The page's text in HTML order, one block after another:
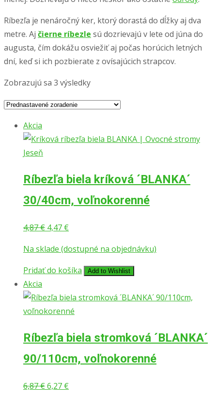
Ríbezľa je nenáročný ker, ktorý dorastá do dĺžky aj dva
metre. Aj čierne ríbezle sú dozrievajú v lete od júna do
augusta, čím dokážu osviežiť aj počas horúcich letných
dní, keď si ich pozbierate z ovísajúcich strapcov.
Zobrazujú sa 3 výsledky
Akcia
Ríbezľa biela kríková ´BLANKA´
30/40cm, voľnokorenné
4,87€ Pôvodná
bola:
4,87 €.
4,47 €
je:
4,47 €.
Na sklade (dostupné na objednávku)
Pridať do košíka
Add to Wishlist
Akcia
Ríbezľa biela stromková ´BLANKA´
90/110cm, voľnokorenné
6,87€Pôvodná
6,27 €